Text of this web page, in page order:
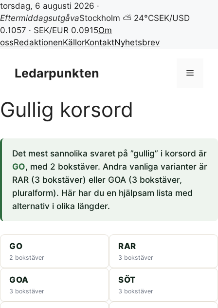
torsdag, 6 augusti 2026 ·
EftermiddagsutgåvaStockholm ⛅ 24°CSEK/USD
0.1057 · SEK/EUR 0.0915Om
ossRedaktionenKällorKontaktNyhetsbrev
innehållLedarpunkten Meny
Gullig korsord
Det mest sannolika svaret på ”gullig” i korsord är
GO, med 2 bokstäver. Andra vanliga varianter är
RAR (3 bokstäver) eller GOA (3 bokstäver,
pluralform). Här har du en hjälpsam lista med
alternativ i olika längder.
GO
2 bokstäver
RAR
3 bokstäver
GOA
3 bokstäver
SÖT
3 bokstäver